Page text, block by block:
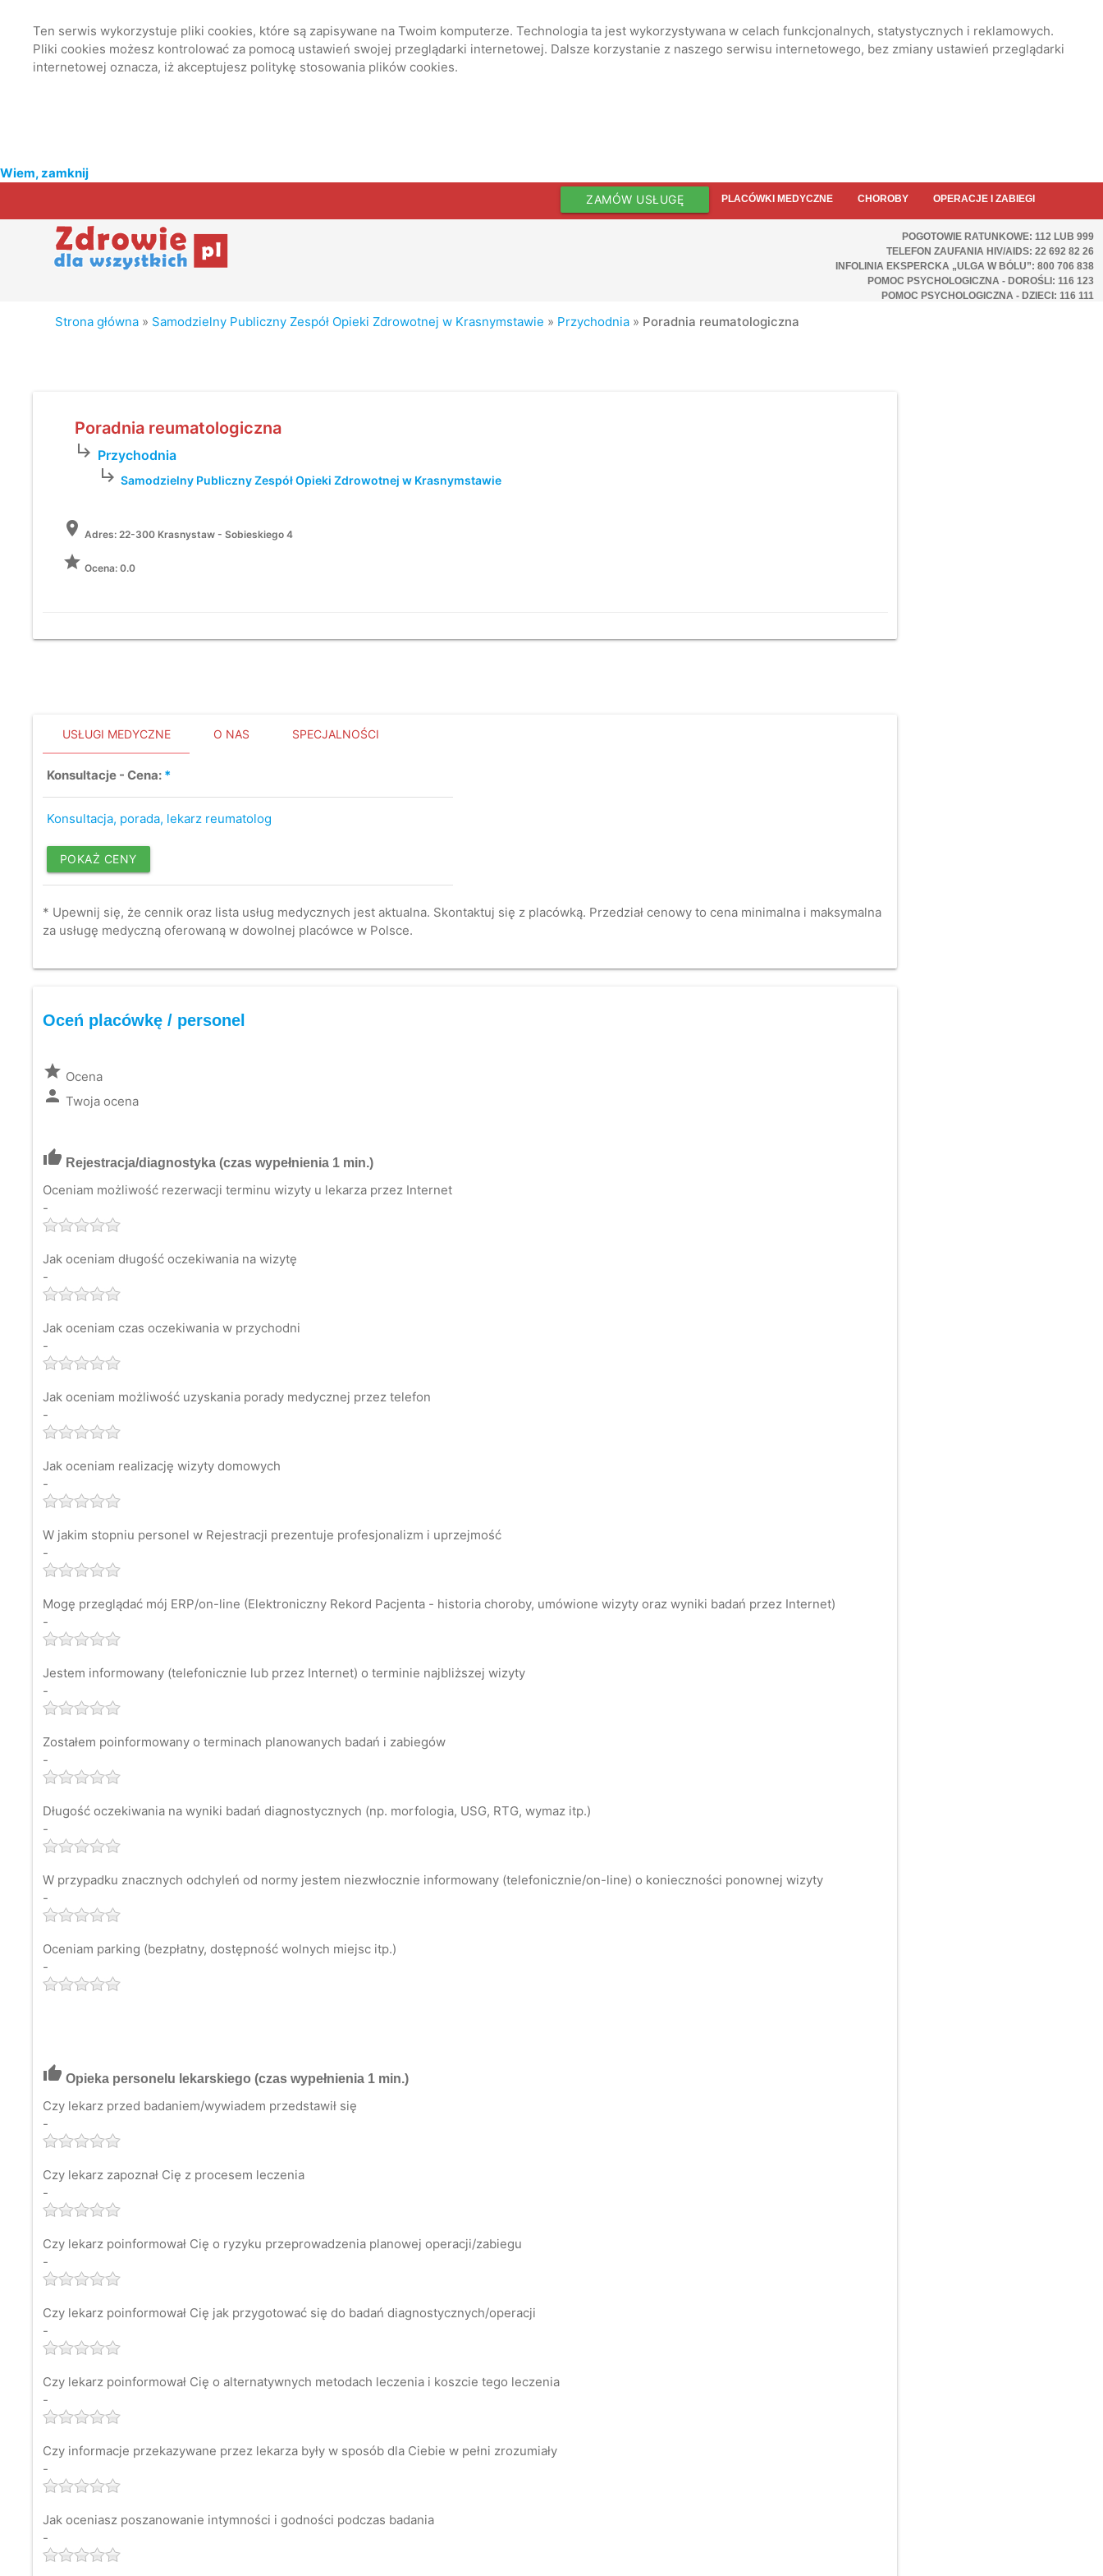
Ten serwis wykorzystuje pliki cookies, które są zapisywane na Twoim komputerze. Technologia ta jest wykorzystywana w celach funkcjonalnych, statystycznych i reklamowych.
Pliki cookies możesz kontrolować za pomocą ustawień swojej przeglądarki internetowej. Dalsze korzystanie z naszego serwisu internetowego, bez zmiany ustawień przeglądarki
internetowej oznacza, iż akceptujesz politykę stosowania plików cookies.
Wiem, zamknij
ZAMÓW USŁUGĘ PLACÓWKI MEDYCZNE CHOROBY OPERACJE I ZABIEGI
POGOTOWIE RATUNKOWE: 112 LUB 999
TELEFON ZAUFANIA HIV/AIDS: 22 692 82 26
INFOLINIA EKSPERCKA „ULGA W BÓLU”: 800 706 838
POMOC PSYCHOLOGICZNA - DOROŚLI: 116 123
POMOC PSYCHOLOGICZNA - DZIECI: 116 111
Strona główna » Samodzielny Publiczny Zespół Opieki Zdrowotnej w Krasnymstawie » Przychodnia » Poradnia reumatologiczna
Poradnia reumatologiczna
subdirectory_arrow_right Przychodnia
subdirectory_arrow_right Samodzielny Publiczny Zespół Opieki Zdrowotnej w Krasnymstawie
location_on Adres:22-300 Krasnystaw - Sobieskiego 4
grade Ocena: 0.0
USŁUGI MEDYCZNE O NAS SPECJALNOŚCI
Konsultacje - Cena: *
Konsultacja, porada, lekarz reumatolog
POKAŻ CENY
* Upewnij się, że cennik oraz lista usług medycznych jest aktualna. Skontaktuj się z placówką. Przedział cenowy to cena minimalna i maksymalna
za usługę medyczną oferowaną w dowolnej placówce w Polsce.
Oceń placówkę / personel
grade Ocena
person Twoja ocena
thumb_up Rejestracja/diagnostyka (czas wypełnienia 1 min.)
Oceniam możliwość rezerwacji terminu wizyty u lekarza przez Internet
-
Jak oceniam długość oczekiwania na wizytę
-
Jak oceniam czas oczekiwania w przychodni
-
Jak oceniam możliwość uzyskania porady medycznej przez telefon
-
Jak oceniam realizację wizyty domowych
-
W jakim stopniu personel w Rejestracji prezentuje profesjonalizm i uprzejmość
-
Mogę przeglądać mój ERP/on-line (Elektroniczny Rekord Pacjenta - historia choroby, umówione wizyty oraz wyniki badań przez Internet)
-
Jestem informowany (telefonicznie lub przez Internet) o terminie najbliższej wizyty
-
Zostałem poinformowany o terminach planowanych badań i zabiegów
-
Długość oczekiwania na wyniki badań diagnostycznych (np. morfologia, USG, RTG, wymaz itp.)
-
W przypadku znacznych odchyleń od normy jestem niezwłocznie informowany (telefonicznie/on-line) o konieczności ponownej wizyty
-
Oceniam parking (bezpłatny, dostępność wolnych miejsc itp.)
-
thumb_up Opieka personelu lekarskiego (czas wypełnienia 1 min.)
Czy lekarz przed badaniem/wywiadem przedstawił się
-
Czy lekarz zapoznał Cię z procesem leczenia
-
Czy lekarz poinformował Cię o ryzyku przeprowadzenia planowej operacji/zabiegu
-
Czy lekarz poinformował Cię jak przygotować się do badań diagnostycznych/operacji
-
Czy lekarz poinformował Cię o alternatywnych metodach leczenia i koszcie tego leczenia
-
Czy informacje przekazywane przez lekarza były w sposób dla Ciebie w pełni zrozumiały
-
Jak oceniasz poszanowanie intymności i godności podczas badania
-